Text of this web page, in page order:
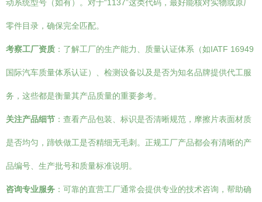
动系统型号（如有）。对于“1137”这类代码，最好能核对实物或原厂
零件目录，确保完全匹配。
考察工厂资质 ：了解工厂的生产能力、质量认证体系（如IATF 16949
国际汽车质量体系认证）、检测设备以及是否为知名品牌提供代工服
务，这些都是衡量其产品质量的重要参考。
关注产品细节 ：查看产品包装、标识是否清晰规范，摩擦片表面材质
是否均匀，蹄铁做工是否精细无毛刺。正规工厂产品都会有清晰的产
品编号、生产批号和质量标准说明。
咨询专业服务 ：可靠的直营工厂通常会提供专业的技术咨询，帮助确